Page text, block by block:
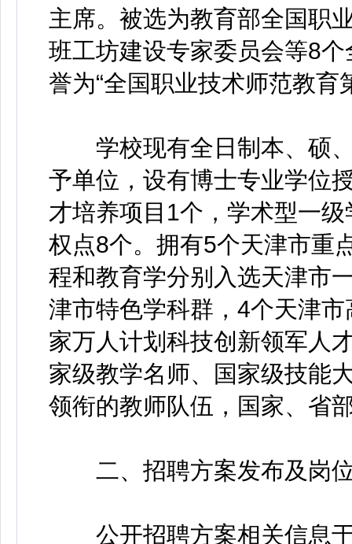
主席。被选为教育部全国职
班工坊建设专家委员会等8
誉为“全国职业技术师范教育
学校现有全日制本、硕、
予单位，设有博士专业学位
才培养项目1个，学术型一
权点8个。拥有5个天津市重
程和教育学分别入选天津市
津市特色学科群，4个天津
家万人计划科技创新领军人
家级教学名师、国家级技能
领衔的教师队伍，国家、省
二、招聘方案发布及岗
公开招聘方案相关信息于